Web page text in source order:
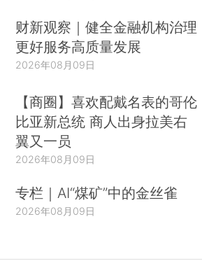
财新观察｜健全金融机构治理
更好服务高质量发展
2026年08月09日
【商圈】喜欢配戴名表的哥伦
比亚新总统 商人出身拉美右
翼又一员
2026年08月09日
专栏｜AI“煤矿”中的金丝雀
2026年08月09日